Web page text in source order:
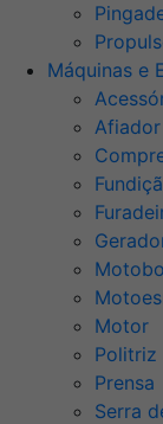
Máquinas e
Afiador
Motor
Politriz
Prensa
Serra